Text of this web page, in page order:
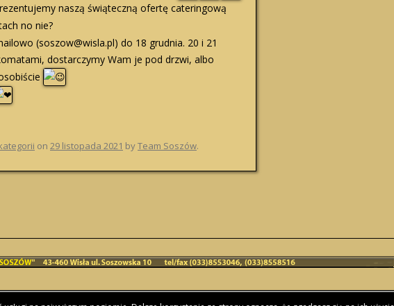
naszą świąteczną ofertę cateringową
no nie?
(soszow@wisla.pl) do 18 grudnia. 20 i 21
dostarczymy Wam je pod drzwi, albo
on 29 listopada 2021 byTeam Soszów.